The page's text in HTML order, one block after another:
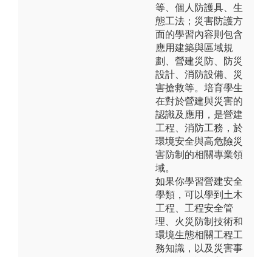
等、個人防護具、生
態工法；災害防護方
面的學習內容則包含
應用建築與區域規
劃、營建災防、防災
設計、消防設備、災
害搶救等。培育學生
在對於營建與災害的
認識及應用，是營建
工程、消防工務，於
環境安全與高危險災
害防制的相關專業領
域。
如果你學習營建安全
學類，可以學到土木
工程、工程安全管
理、火災防制技術和
環境生態相關工程工
務知識，以及災害事